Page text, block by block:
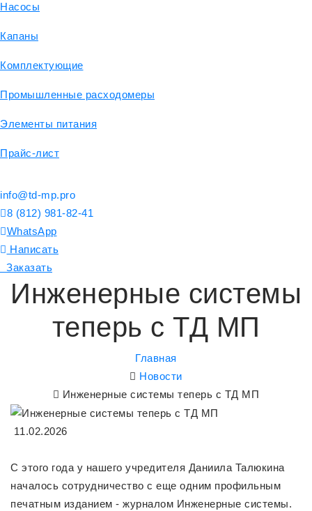
Насосы
Капаны
Комплектующие
Промышленные расходомеры
Элементы питания
Прайс-лист
info@td-mp.pro
8 (812) 981-82-41
WhatsApp
Написать
Заказать
Инженерные системы
теперь с ТД МП
Главная
Новости
Инженерные системы теперь с ТД МП
11.02.2026
С этого года у нашего учредителя Даниила Талюкина
началось сотрудничество с еще одним профильным
печатным изданием - журналом Инженерные системы.